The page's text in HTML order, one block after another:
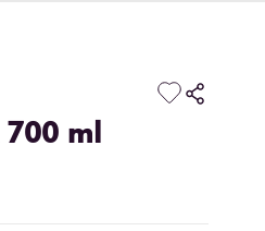
ml